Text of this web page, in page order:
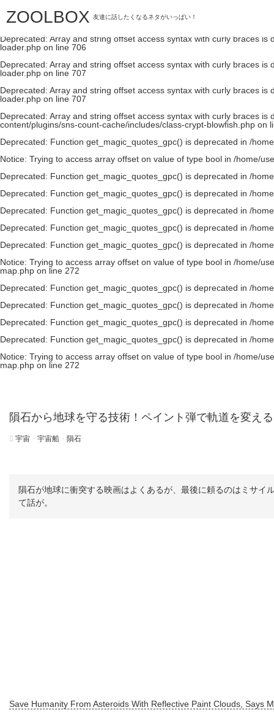
Deprecated: Array and string offset access syntax with curly braces is
loader.phpon line706
Deprecated: Array and string offset access syntax with curly braces is
loader.php on line 706
Deprecated: Array and string offset access syntax with curly braces is
loader.php on line 707
Deprecated: Array and string offset access syntax with curly braces is
loader.php on line 707
Deprecated: Array and string offset access syntax with curly braces is
content/plugins/sns-count-cache/includes/class-crypt-blowfish.php on
Deprecated: Function get_magic_quotes_gpc() is deprecated in /
Notice: Trying to access array offset on value of type bool in /home/
Deprecated: Function get_magic_quotes_gpc() is deprecated in /
Deprecated: Function get_magic_quotes_gpc() is deprecated in /
Deprecated: Function get_magic_quotes_gpc() is deprecated in /
Deprecated: Function get_magic_quotes_gpc() is deprecated in /
Deprecated: Function get_magic_quotes_gpc() is deprecated in /
Notice: Trying to access array offset on value of type bool in /home/
map.php on line 272
Deprecated: Function get_magic_quotes_gpc() is deprecated in /
Deprecated: Function get_magic_quotes_gpc() is deprecated in /
Deprecated: Function get_magic_quotes_gpc() is deprecated in /
Deprecated: Function get_magic_quotes_gpc() is deprecated in /
Notice: Trying to access array offset on value of type bool in /home/
map.php on line 272
ZOOLBOX 友達に話したくなるネタがいっぱい！
隕石から地球を守る技術！ペイント弾で軌道を変え
宇宙 ・ 宇宙船 ・ 隕石
隕石が地球に衝突する映画はよくあるが、最後に頼るのはミサ
て話が。
Save Humanity From Asteroids With Reflective Paint Clouds, Says